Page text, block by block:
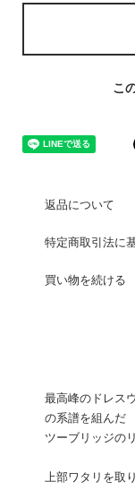
こ
返品について
特定商取引法に
買い物を続ける
最高峰のドレス
の系譜を組んだ
ツーブリッジの
上部ワタリを取